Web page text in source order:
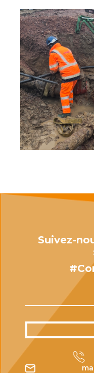
Suivez-